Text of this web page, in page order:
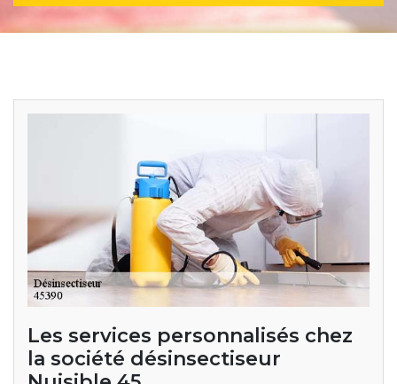
Les services personnalisés chez
la société désinsectiseur